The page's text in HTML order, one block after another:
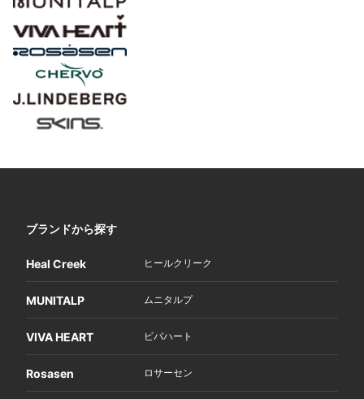
ブランドから探す
Heal Creek ヒールクリーク
MUNITALP ムニタルプ
VIVA HEART ビバハート
Rosasen ロサーセン